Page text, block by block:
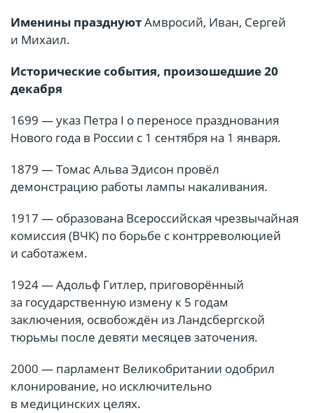
Именины празднуютАмвросий, Иван, Сергей
и Михаил.
Исторические события, произошедшие 20
декабря
1699 — указ Петра I о переносе празднования
Нового года в России с 1 сентября на 1 января.
1879 — Томас Альва Эдисон провёл
демонстрацию работы лампы накаливания.
1917 — образована Всероссийская чрезвычайная
комиссия (ВЧК) по борьбе с контрреволюцией
и саботажем.
1924 — Адольф Гитлер, приговорённый
за государственную измену к 5 годам
заключения, освобождён из Ландсбергской
тюрьмы после девяти месяцев заточения.
2000 — парламент Великобритании одобрил
клонирование, но исключительно
в медицинских целях.